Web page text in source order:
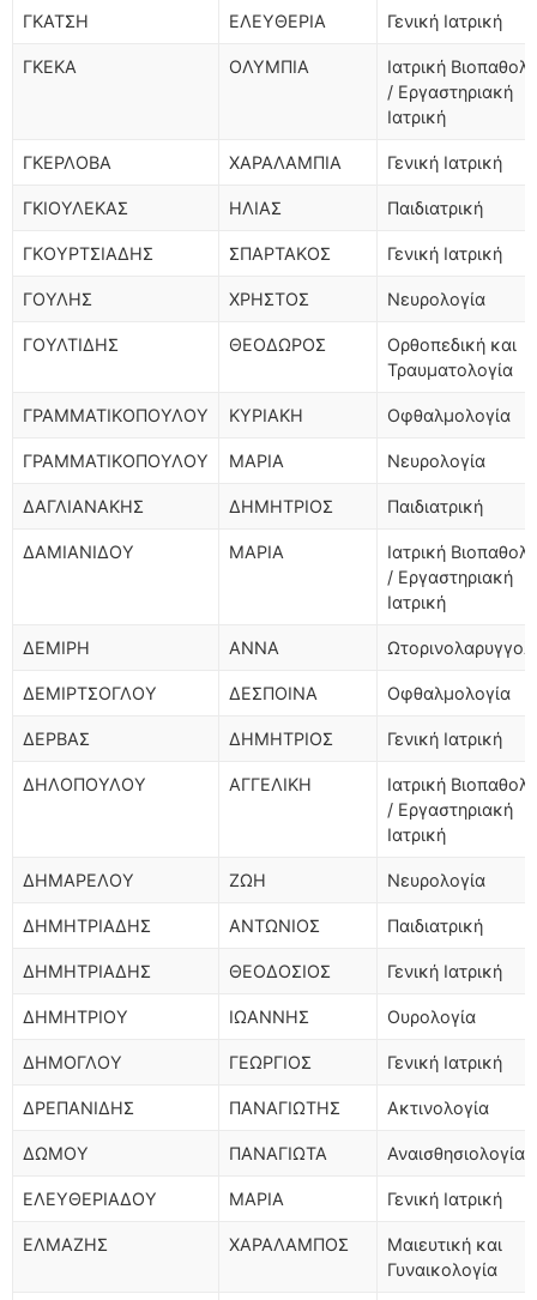
ΓΚΑΤΣΗ ΕΛΕΥΘΕΡΙΑ Γενική Ιατρική
ΓΚΕΚΑ ΟΛΥΜΠΙΑ
Ιατρική
/ Εργαστηριακή
Ιατρική
ΓΚΕΡΛΟΒΑ ΧΑΡΑΛΑΜΠΙΑ Γενική Ιατρική
ΓΚΙΟΥΛΕΚΑΣ ΗΛΙΑΣ Παιδιατρική
ΓΚΟΥΡΤΣΙΑΔΗΣ ΣΠΑΡΤΑΚΟΣ Γενική Ιατρική
ΓΟΥΛΗΣ ΧΡΗΣΤΟΣ Νευρολογία
ΓΟΥΛΤΙΔΗΣ ΘΕΟΔΩΡΟΣ
Ορθοπεδική και
Τραυματολογία
ΓΡΑΜΜΑΤΙΚΟΠΟΥΛΟΥ ΚΥΡΙΑΚΗ Οφθαλμολογία
ΓΡΑΜΜΑΤΙΚΟΠΟΥΛΟΥ ΜΑΡΙΑ Νευρολογία
ΔΑΓΛΙΑΝΑΚΗΣ ΔΗΜΗΤΡΙΟΣ Παιδιατρική
ΔΑΜΙΑΝΙΔΟΥ ΜΑΡΙΑ
Ιατρική
/ Εργαστηριακή
Ιατρική
ΔΕΜΙΡΗ ΑΝΝΑ
ΔΕΜΙΡΤΣΟΓΛΟΥ ΔΕΣΠΟΙΝΑ Οφθαλμολογία
ΔΕΡΒΑΣ ΔΗΜΗΤΡΙΟΣ Γενική Ιατρική
ΔΗΛΟΠΟΥΛΟΥ ΑΓΓΕΛΙΚΗ
Ιατρική
/ Εργαστηριακή
Ιατρική
ΔΗΜΑΡΕΛΟΥ ΖΩΗ Νευρολογία
ΔΗΜΗΤΡΙΑΔΗΣ ΑΝΤΩΝΙΟΣ Παιδιατρική
ΔΗΜΗΤΡΙΑΔΗΣ ΘΕΟΔΟΣΙΟΣ Γενική Ιατρική
ΔΗΜΗΤΡΙΟΥ ΙΩΑΝΝΗΣ Ουρολογία
ΔΗΜΟΓΛΟΥ ΓΕΩΡΓΙΟΣ Γενική Ιατρική
ΔΡΕΠΑΝΙΔΗΣ ΠΑΝΑΓΙΩΤΗΣ Ακτινολογία
ΔΩΜΟΥ ΠΑΝΑΓΙΩΤΑ Αναισθησιολογία
ΕΛΕΥΘΕΡΙΑΔΟΥ ΜΑΡΙΑ Γενική Ιατρική
ΕΛΜΑΖΗΣ ΧΑΡΑΛΑΜΠΟΣ
Μαιευτική και
Γυναικολογία